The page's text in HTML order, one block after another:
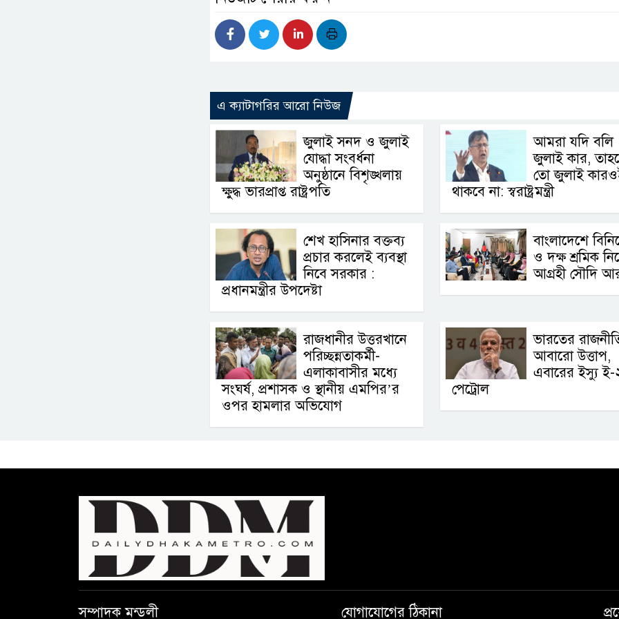
এ ক্যাটাগরির আরো নিউজ
জুলাই সনদ ও জুলাই
যোদ্ধা সংবর্ধনা
অনুষ্ঠানে বিশৃঙ্খলায়
ক্ষুদ্ধ ভারপ্রাপ্ত রাষ্ট্রপতি
আমরা যদি বলি
জুলাই কার,
তো জুলাই
থাকবে না: স্বরাষ্ট্রমন্ত্রী
শেখ হাসিনার বক্তব্য
প্রচার করলেই ব্যবস্থা
নিবে সরকার :
প্রধানমন্ত্রীর উপদেষ্টা
বাংলাদেশে
ও দক্ষ শ্রমিক
আগ্রহী সৌদি
রাজধানীর উত্তরখানে
পরিচ্ছন্নতাকর্মী-
এলাকাবাসীর মধ্যে
সংঘর্ষ, প্রশাসক ও স্থানীয় এমপির’র
ওপর হামলার অভিযোগ
ভারতের
আবারো উত্তাপ,
এবারের ইস্যু
পেট্রোল
সম্পাদক মন্ডলী যোগাযোগের ঠিকানা